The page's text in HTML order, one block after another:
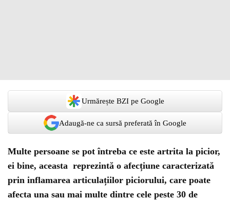
Urmărește BZI pe Google
Adaugă-ne ca sursă preferată în Google
Multe persoane se pot întreba ce este artrita la picior,
ei bine, aceasta reprezintă o afecțiune caracterizată
prin inflamarea articulațiilor piciorului, care poate
afecta una sau mai multe dintre cele peste 30 de